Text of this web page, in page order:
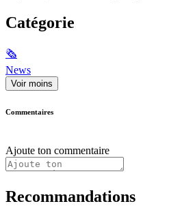
Catégorie
🗞
News
Voir moins
Commentaires
Ajoute ton commentaire
Recommandations